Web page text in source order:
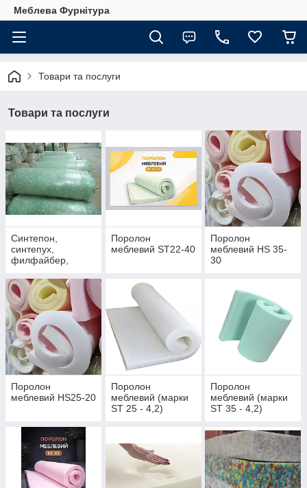
Меблева Фурнітура
Товари та послуги
Товари та послуги
Синтепон,
синтепух,
филфайбер,
Поролон
меблевий ST22-40
Поролон
меблевий HS 35-
30
Поролон
меблевий HS25-20
Поролон
меблевий (марки
ST 25 - 4,2)
Поролон
меблевий (марки
ST 35 - 4,2)